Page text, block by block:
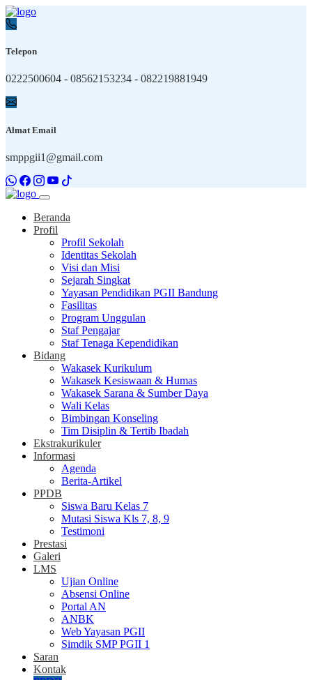
Telepon
0222500604 - 08562153234 - 082219881949
Almat Email
smppgii1@gmail.com
Beranda
Profil
Profil Sekolah
Identitas Sekolah
Visi dan Misi
Sejarah Singkat
Yayasan Pendidikan PGII Bandung
Fasilitas
Program Unggulan
Staf Pengajar
Staf Tenaga Kependidikan
Bidang
Wakasek Kurikulum
Wakasek Kesiswaan & Humas
Wakasek Sarana & Sumber Daya
Wali Kelas
Bimbingan Konseling
Tim Disiplin & Tertib Ibadah
Ekstrakurikuler
Informasi
Agenda
Berita-Artikel
PPDB
Siswa Baru Kelas 7
Mutasi Siswa Kls 7, 8, 9
Testimoni
Prestasi
Galeri
LMS
Ujian Online
Absensi Online
Portal AN
ANBK
Web Yayasan PGII
Simdik SMP PGII 1
Saran
Kontak